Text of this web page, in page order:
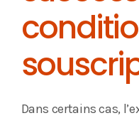
Dans certains cas,